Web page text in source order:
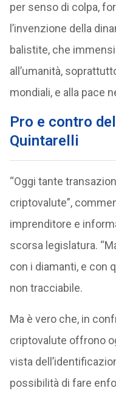
per senso di colpa,
l’invenzione della
balistite, che
all’umanità,
mondiali, e alla pace
Pro e contro
Quintarelli
“Oggi tante
criptovalute”,
imprenditore e
scorsa legislatura.
con i diamanti, e con
non tracciabile.
Ma è vero che, in
criptovalute offrono
vista
possibilità di fare